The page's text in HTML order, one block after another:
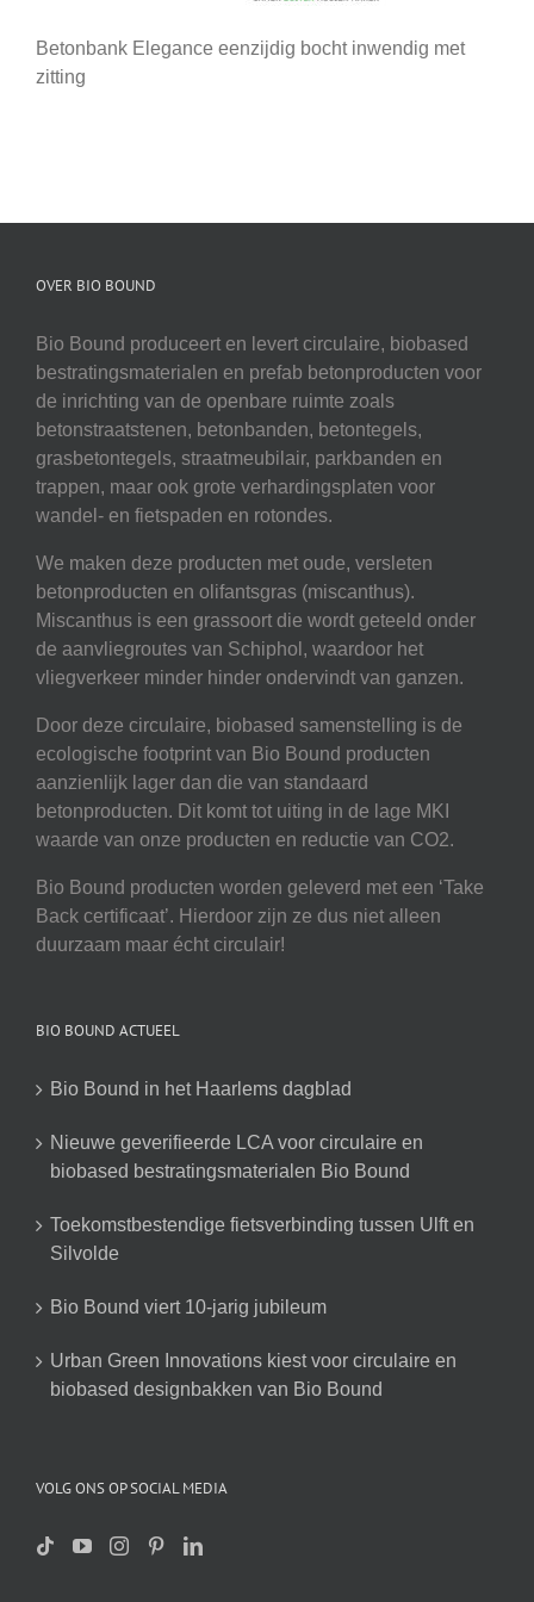
Betonbank Elegance eenzijdig bocht inwendig met
zitting
OVER BIO BOUND
Bio Bound produceert en levert circulaire, biobased
bestratingsmaterialen en prefab betonproducten voor
de inrichting van de openbare ruimte zoals
betonstraatstenen, betonbanden, betontegels,
grasbetontegels, straatmeubilair, parkbanden en
trappen, maar ook grote verhardingsplaten voor
wandel- en fietspaden en rotondes.
We maken deze producten met oude, versleten
betonproducten en olifantsgras (miscanthus).
Miscanthus is een grassoort die wordt geteeld onder
de aanvliegroutes van Schiphol, waardoor het
vliegverkeer minder hinder ondervindt van ganzen.
Door deze circulaire, biobased samenstelling is de
ecologische footprint van Bio Bound producten
aanzienlijk lager dan die van standaard
betonproducten. Dit komt tot uiting in de lage MKI
waarde van onze producten en reductie van CO2.
Bio Bound producten worden geleverd met een ‘Take
Back certificaat’. Hierdoor zijn ze dus niet alleen
duurzaam maar écht circulair!
BIO BOUND ACTUEEL
Bio Bound in het Haarlems dagblad
Nieuwe geverifieerde LCA voor circulaire en
biobased bestratingsmaterialen Bio Bound
Toekomstbestendige fietsverbinding tussen Ulft en
Silvolde
Bio Bound viert 10-jarig jubileum
Urban Green Innovations kiest voor circulaire en
biobased designbakken van Bio Bound
VOLG ONS OP SOCIAL MEDIA